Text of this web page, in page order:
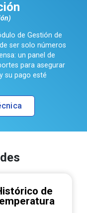
de Gestión de
ser solo números
un panel de
para asegurar
su pago esté
de